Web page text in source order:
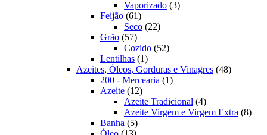
produto
Vaporizado 33
Feijão 6161
produtos
Seco 2222
Grão 5757
produtos
Cozido 5252
Lentilhas 11
produto
Azeites, Óleos, Gorduras e Vinagres 4848
200 - Mercearia 11
Azeite 1212
produtos
Azeite Tradicional 44
produtos
Azeite Virgem e Virgem Extra 88
Banha 55